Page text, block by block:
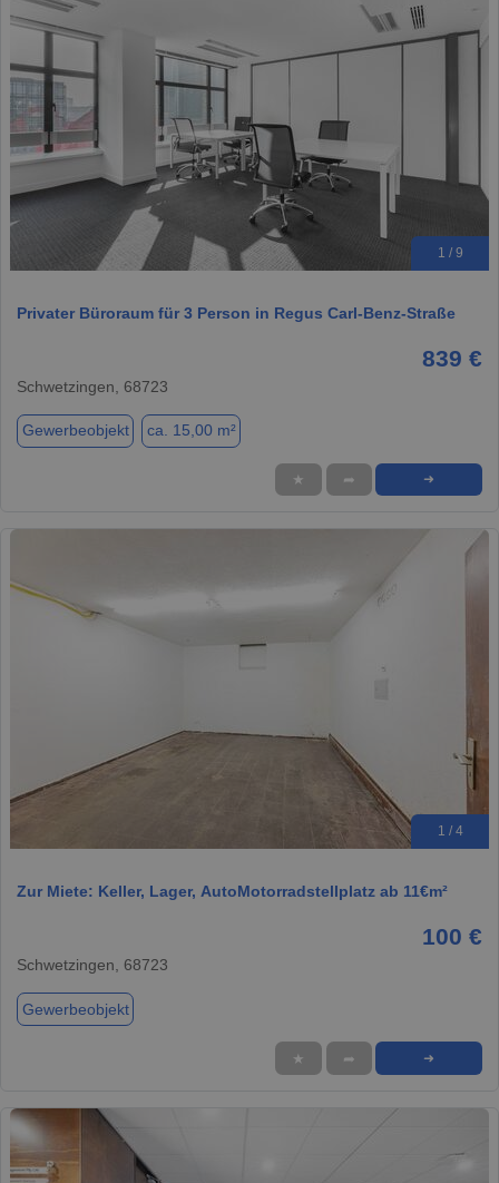
1 / 9
Privater Büroraum für 3 Person in Regus Carl-Benz-Straße
839 €
Schwetzingen, 68723
Gewerbeobjekt ca. 15,00 m²
★ ➦ ➜
1 / 4
Zur Miete: Keller, Lager, AutoMotorradstellplatz ab 11€m²
100 €
Schwetzingen, 68723
Gewerbeobjekt
★ ➦ ➜